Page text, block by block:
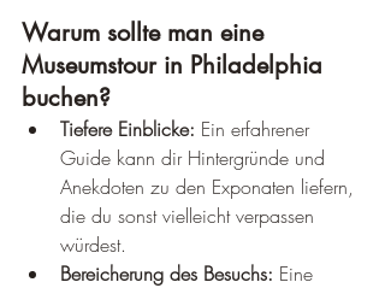
Warum sollte man eine
Museumstour in Philadelphia
buchen?
Tiefere Einblicke: Ein erfahrener
Guide kann dir Hintergründe und
Anekdoten zu den Exponaten liefern,
die du sonst vielleicht verpassen
würdest.
Bereicherung des Besuchs: Eine